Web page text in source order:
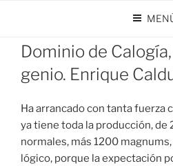
EL
Dominio de
genio. Enrique
Ha arrancado con tanta fuerza
ya tiene toda la producción,
normales, más 1200
lógico, porque la expectación